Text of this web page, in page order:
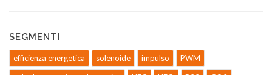
SEGMENTI
efficienza energetica solenoide impulso
PWM